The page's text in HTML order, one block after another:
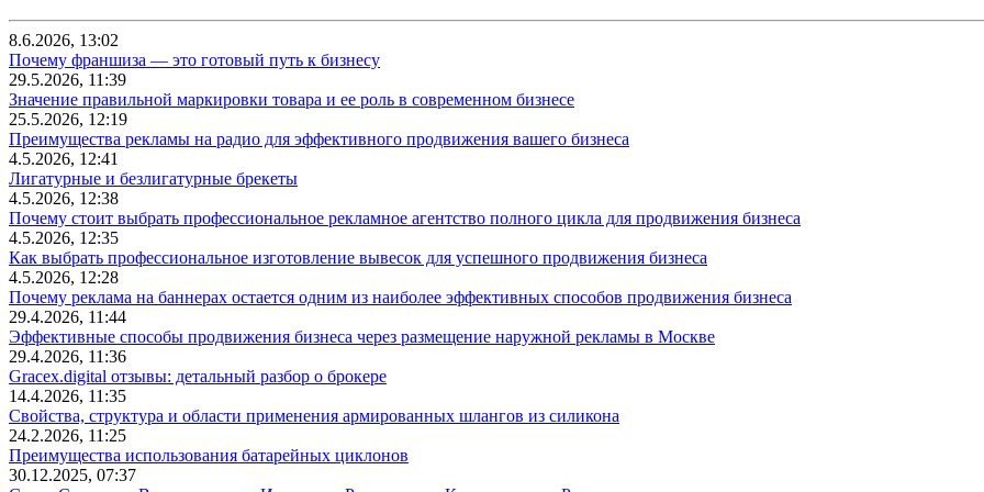
8.6.2026, 13:02
Почему франшиза — это готовый путь к бизнесу
29.5.2026, 11:39
Значение правильной маркировки товара и ее роль в современном бизнесе
25.5.2026, 12:19
Преимущества рекламы на радио для эффективного продвижения вашего бизнеса
4.5.2026, 12:41
Лигатурные и безлигатурные брекеты
4.5.2026, 12:38
Почему стоит выбрать профессиональное рекламное агентство полного цикла для продвижения бизнеса
4.5.2026, 12:35
Как выбрать профессиональное изготовление вывесок для успешного продвижения бизнеса
4.5.2026, 12:28
Почему реклама на баннерах остается одним из наиболее эффективных способов продвижения бизнеса
29.4.2026, 11:44
Эффективные способы продвижения бизнеса через размещение наружной рекламы в Москве
29.4.2026, 11:36
Gracex.digital отзывы: детальный разбор о брокере
14.4.2026, 11:35
Свойства, структура и области применения армированных шлангов из силикона
24.2.2026, 11:25
Преимущества использования батарейных циклонов
30.12.2025, 07:37